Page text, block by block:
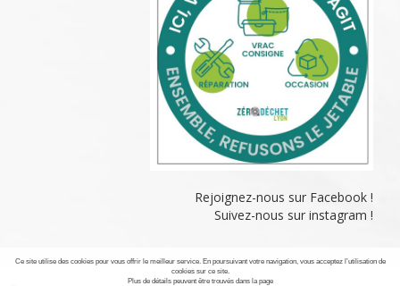
Rejoignez-nous sur Facebook !
Suivez-nous sur instagram !
Ce site utilise des cookies pour vous offrir le meilleur service. En poursuivant votre navigation, vous acceptez l’utilisation de
cookies sur ce site.
Plus de détails peuvent être trouvés dans la page